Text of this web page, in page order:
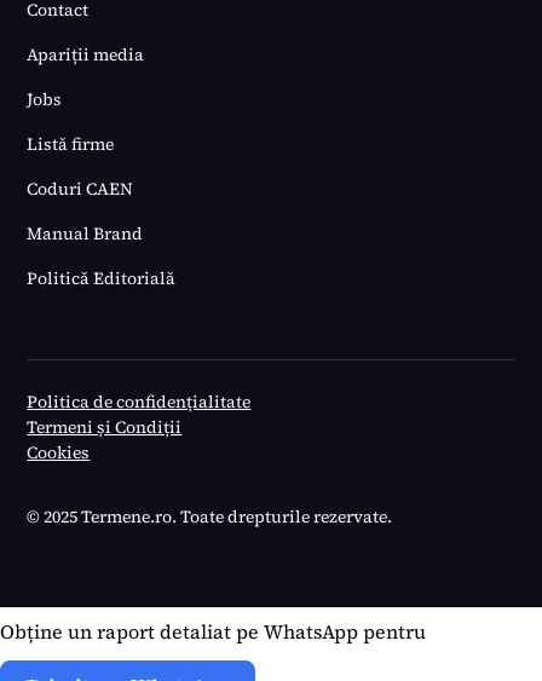
Contact
Apariții media
Jobs
Listă firme
Coduri CAEN
Manual Brand
Politică Editorială
© 2025 Termene.ro. Toate drepturile rezervate.
Politica de confidențialitate
Termeni și Condiții
Cookies
Obține un raport detaliat pe WhatsApp pentru